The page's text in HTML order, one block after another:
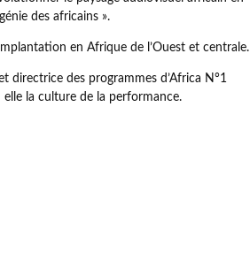
des africains ».
en Afrique de l’Ouest et centrale.
directrice des programmes d’Africa N°1
la culture de la performance.